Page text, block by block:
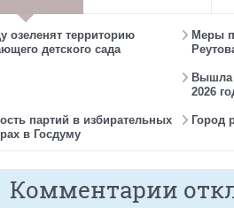
озеленят территорию
детского сада
Меры
Вышла
2026
партий в избирательных
в Госдуму
Город
Комментарии